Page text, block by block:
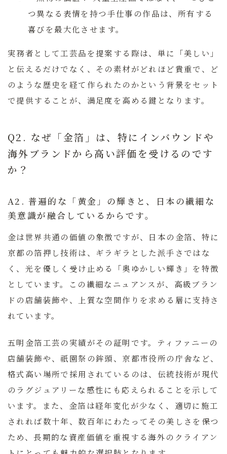
つ異なる表情を持つ手仕事の作品は、所有する
喜びを最大化させます。
実務者として工芸品を提案する際は、単に「美しい」
と伝えるだけでなく、その素材がどれほど貴重で、ど
のような歴史を経て作られたのかという背景をセット
で提供することが、満足度を高める鍵となります。
Q2. なぜ「金箔」は、特にインバウンドや
海外ブランドから高い評価を受けるのです
か？
A2. 普遍的な「黄金」の輝きと、日本の繊細な
美意識が融合しているからです。
金は世界共通の価値の象徴ですが、日本の金箔、特に
京都の箔押し技術は、ギラギラとした派手さではな
く、光を優しく受け止める「奥ゆかしい輝き」を特徴
としています。この繊細なニュアンスが、高級ブラン
ドの店舗装飾や、上質な空間作りを求める層に支持さ
れています。
五明金箔工芸の実績がその証明です。ティファニーの
店舗装飾や、祇園祭の鉾頭、京都市役所の庁舎など、
格式高い場所で採用されているのは、伝統技術が現代
のラグジュアリーな感性にも応えられることを示して
います。また、金箔は経年変化が少なく、適切に施工
されれば数十年、数百年にわたってその美しさを保つ
ため、長期的な資産価値を重視する海外のクライアン